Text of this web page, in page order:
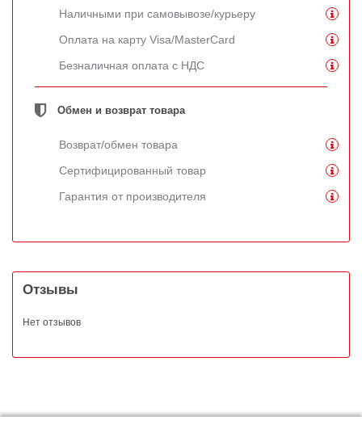
Наличными при самовывозе/курьеру
Оплата на карту Visa/MasterCard
Безналичная оплата с НДС
Обмен и возврат товара
Возврат/обмен товара
Сертифицированный товар
Гарантия от производителя
Отзывы
Нет отзывов